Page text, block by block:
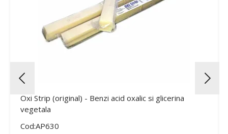
Oxi Strip (original) - Benzi acid oxalic si glicerina
vegetala
Cod:AP630